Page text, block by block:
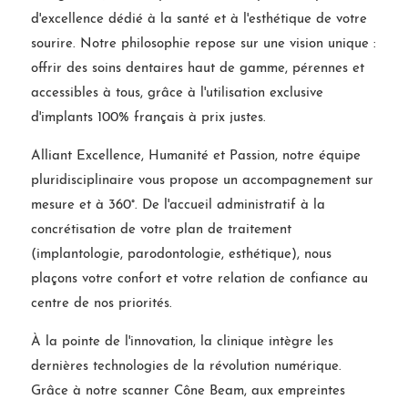
d'excellence dédié à la santé et à l'esthétique de votre
sourire. Notre philosophie repose sur une vision unique :
offrir des soins dentaires haut de gamme, pérennes et
accessibles à tous, grâce à l'utilisation exclusive
d'implants 100% français à prix justes.
Alliant Excellence, Humanité et Passion, notre équipe
pluridisciplinaire vous propose un accompagnement sur
mesure et à 360°. De l'accueil administratif à la
concrétisation de votre plan de traitement
(implantologie, parodontologie, esthétique), nous
plaçons votre confort et votre relation de confiance au
centre de nos priorités.
À la pointe de l'innovation, la clinique intègre les
dernières technologies de la révolution numérique.
Grâce à notre scanner Cône Beam, aux empreintes